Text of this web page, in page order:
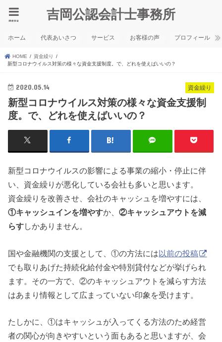
吉岡公認会計士事務所
menu
ホーム 代表あいさつ サービス お客様の声 プロフィール
HOME
資金繰り
新型コロナウイルス対策の様々な資金支援制度。で、どれを使えばいいの？
資金繰り
2020.05.14
新型コロナウイルス対策の様々な資金支援制
度。で、どれを使えばいいの？
新型コロナウイルスの影響による事業の縮小・停止に伴
い、資金繰りが悪化している会社も多いと思います。
資金繰りを改善させ、会社のキャッシュを増やすには、
①キャッシュインを増やすか、②キャッシュアウトを減
らすしかありません。
国や金融機関の支援として、①の方法には以前の投稿
でも取りあげた持続化給付金や特別貸付などが挙げられ
ます。その一方で、②のキャッシュアウトを減らす方法
はあまり情報として広まっていない印象を受けます。
たしかに、①はキャッシュが入ってくる方法のため経営
者の関心が向きやすいという面もあると思いますが、会